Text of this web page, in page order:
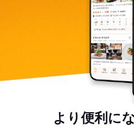
より便利に